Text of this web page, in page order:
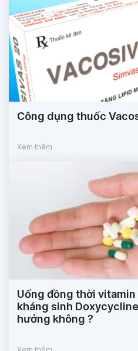
Công dụng thuốc
Xem thêm
Uống đồng thời vitamin
kháng sinh
hưởng không ?